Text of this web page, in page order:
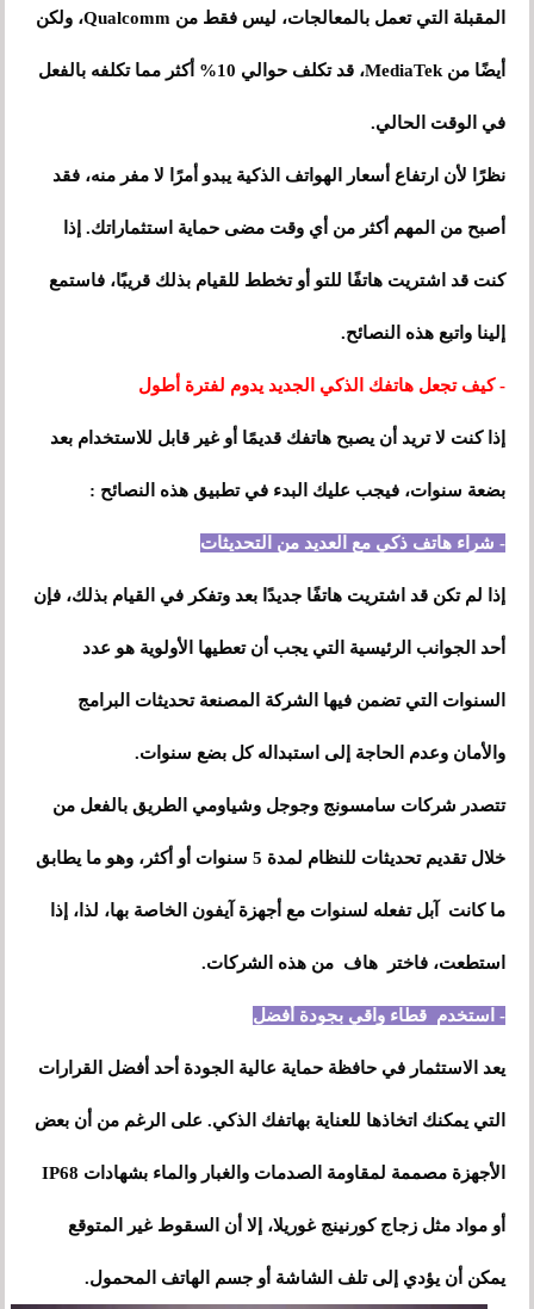
المقبلة التي تعمل بالمعالجات، ليس فقط من Qualcomm، ولكن
أيضًا من MediaTek، قد تكلف حوالي 10% أكثر مما تكلفه بالفعل
في الوقت الحالي.
نظرًا لأن ارتفاع أسعار الهواتف الذكية يبدو أمرًا لا مفر منه، فقد
أصبح من المهم أكثر من أي وقت مضى حماية استثماراتك. إذا
كنت قد اشتريت هاتفًا للتو أو تخطط للقيام بذلك قريبًا، فاستمع
إلينا واتبع هذه النصائح.
- كيف تجعل هاتفك الذكي الجديد يدوم لفترة أطول
إذا كنت لا تريد أن يصبح هاتفك قديمًا أو غير قابل للاستخدام بعد
بضعة سنوات، فيجب عليك البدء في تطبيق هذه النصائح :
- شراء هاتف ذكي مع العديد من التحديثات
إذا لم تكن قد اشتريت هاتفًا جديدًا بعد وتفكر في القيام بذلك، فإن
أحد الجوانب الرئيسية التي يجب أن تعطيها الأولوية هو عدد
السنوات التي تضمن فيها الشركة المصنعة تحديثات البرامج
والأمان وعدم الحاجة إلى استبداله كل بضع سنوات.
تتصدر شركات سامسونج وجوجل وشياومي الطريق بالفعل من
خلال تقديم تحديثات للنظام لمدة 5 سنوات أو أكثر، وهو ما يطابق
ما كانت آبل تفعله لسنوات مع أجهزة آيفون الخاصة بها، لذا، إذا
استطعت، فاختر هاف من هذه الشركات.
- استخدم قطاء واقي بجودة أفضل
يعد الاستثمار في حافظة حماية عالية الجودة أحد أفضل القرارات
التي يمكنك اتخاذها للعناية بهاتفك الذكي. على الرغم من أن بعض
الأجهزة مصممة لمقاومة الصدمات والغبار والماء بشهادات IP68
أو مواد مثل زجاج كورنينج غوريلا، إلا أن السقوط غير المتوقع
يمكن أن يؤدي إلى تلف الشاشة أو جسم الهاتف المحمول.